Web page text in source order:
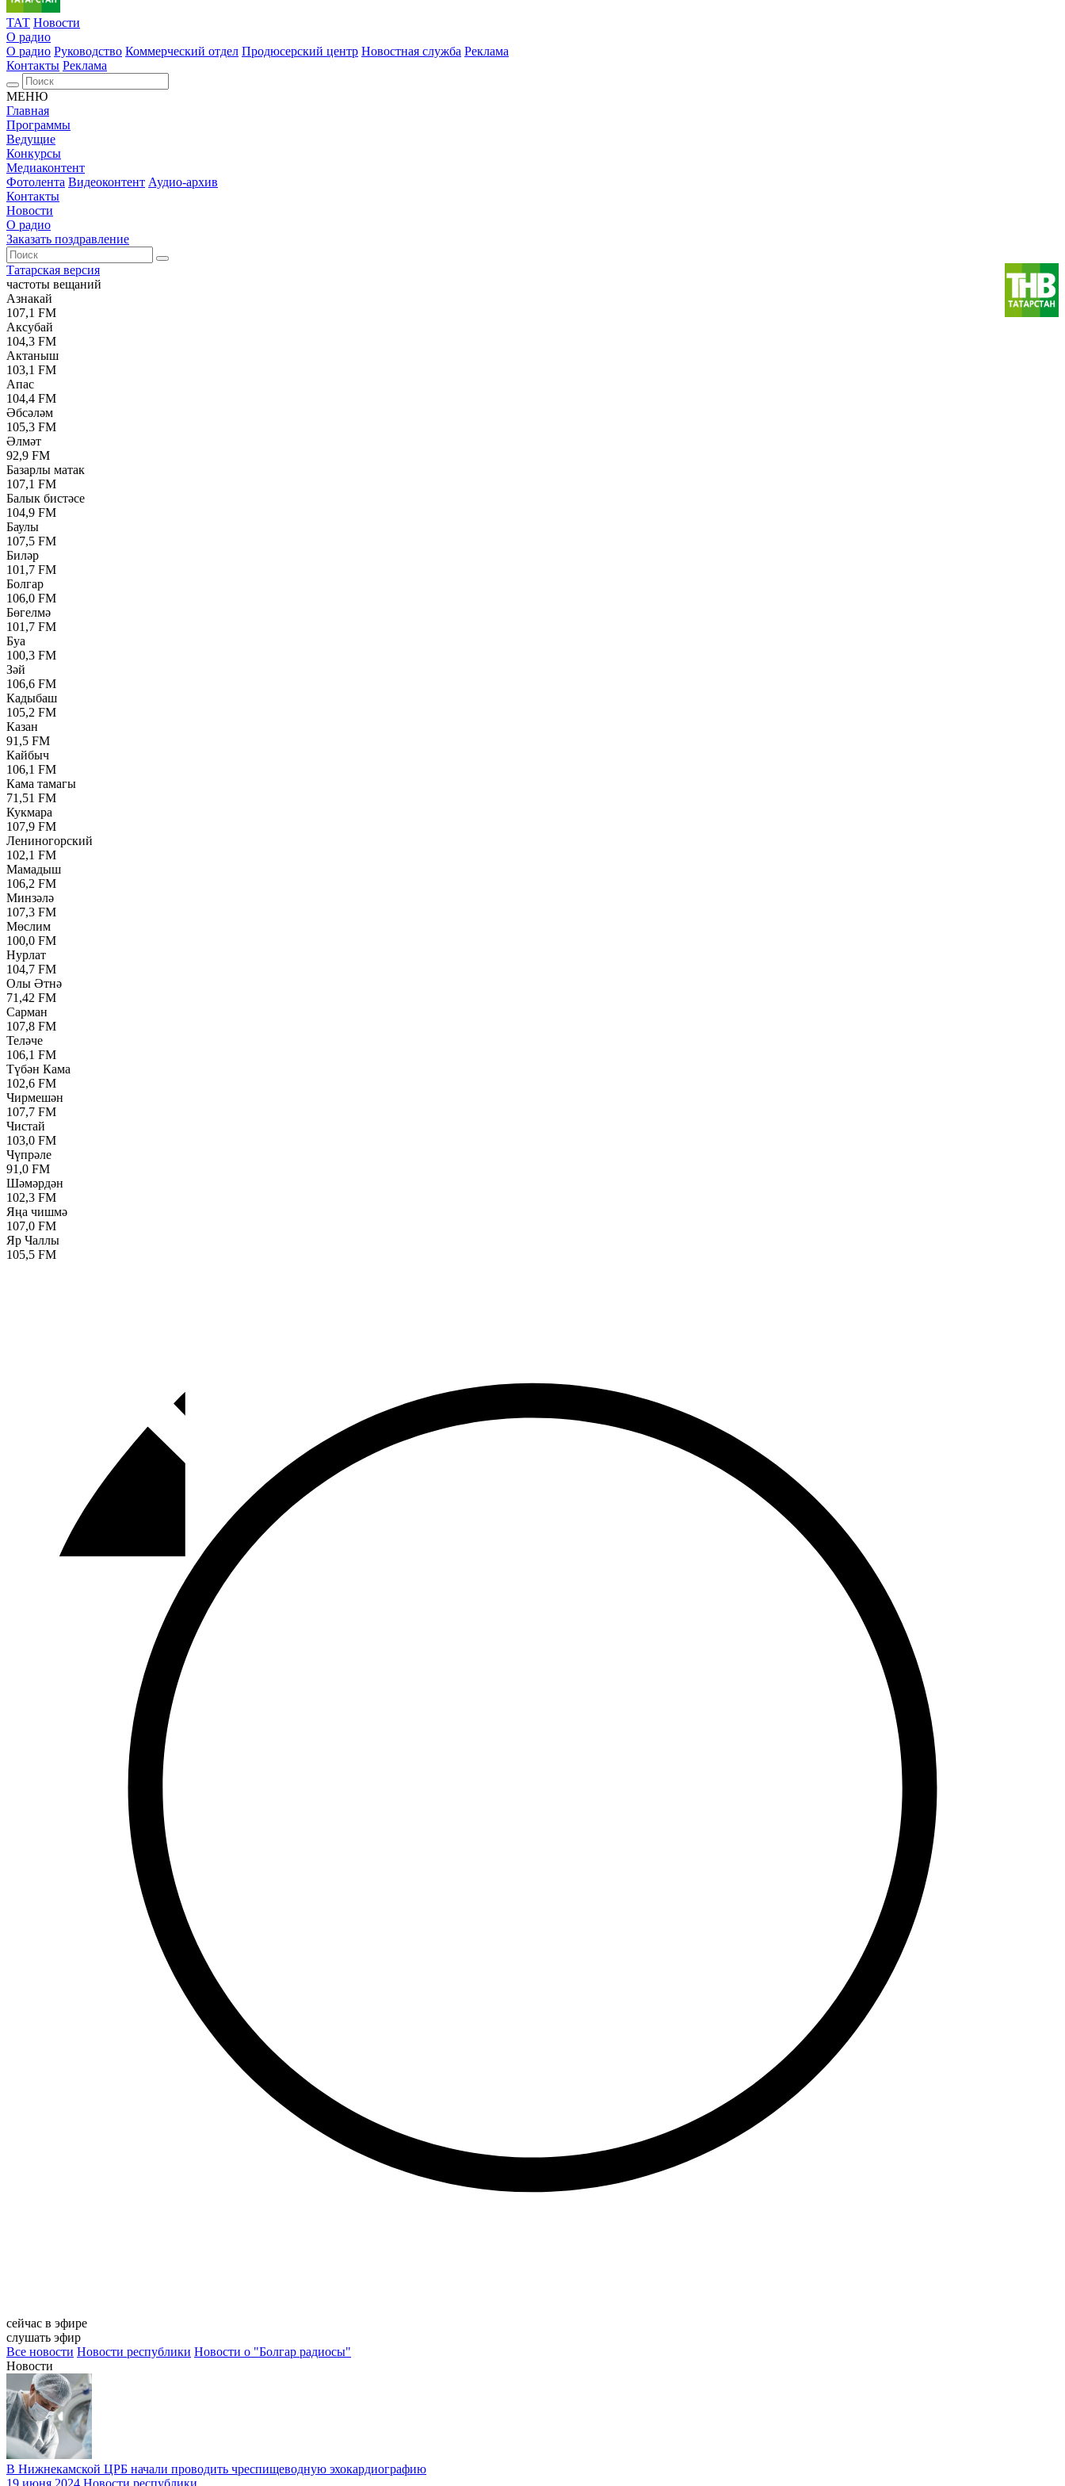
ТАТ Новости
О радио
О радио Руководство Коммерческий отдел Продюсерский центр Новостная служба Реклама
Контакты Реклама
МЕНЮ
Главная
Программы
Ведущие
Конкурсы
Медиаконтент
Фотолента Видеоконтент Аудио-архив
Контакты
Новости
О радио
Заказать поздравление
Татарская версия
частоты вещаний
Азнакай
107,1 FM
Аксубай
104,3 FM
Актаныш
103,1 FM
Апас
104,4 FM
Әбсәләм
105,3 FM
Әлмәт
92,9 FM
Базарлы матак
107,1 FM
Балык бистәсе
104,9 FM
Баулы
107,5 FM
Биләр
101,7 FM
Болгар
106,0 FM
Бөгелмә
101,7 FM
Буа
100,3 FM
Зәй
106,6 FM
Кадыбаш
105,2 FM
Казан
91,5 FM
Кайбыч
106,1 FM
Кама тамагы
71,51 FM
Кукмара
107,9 FM
Лениногорский
102,1 FM
Мамадыш
106,2 FM
Минзәлә
107,3 FM
Мөслим
100,0 FM
Нурлат
104,7 FM
Олы Әтнә
71,42 FM
Сарман
107,8 FM
Теләче
106,1 FM
Түбән Кама
102,6 FM
Чирмешән
107,7 FM
Чистай
103,0 FM
Чүпрәле
91,0 FM
Шәмәрдән
102,3 FM
Яңа чишмә
107,0 FM
Яр Чаллы
105,5 FM
сейчас в эфире
слушать эфир
Все новости Новости республики Новости о "Болгар радиосы"
Новости
В Нижнекамской ЦРБ начали проводить чреспищеводную эхокардиографию